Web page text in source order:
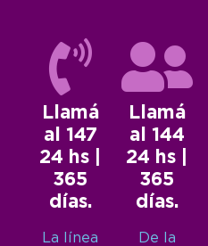
Llamá
al 147
24 hs |
365
días.
La línea
Llamá
al 144
24 hs |
365
días.
De la